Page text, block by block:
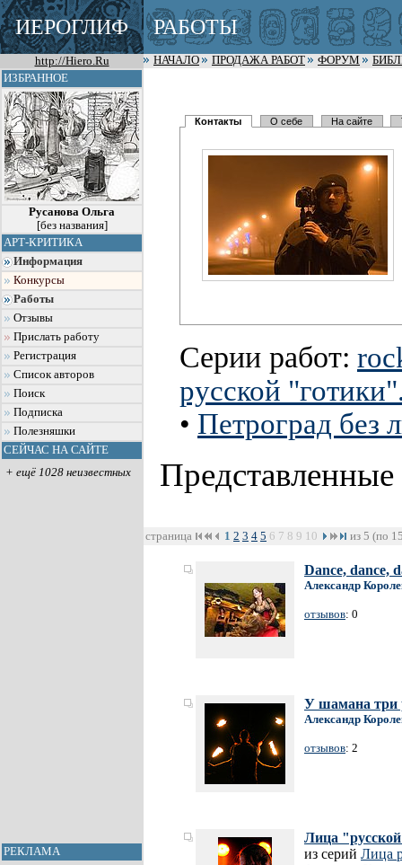
ИЕРОГЛИФ РАБОТЫ
http://Hiero.Ru НАЧАЛО ПРОДАЖА РАБОТ ФОРУМ
ИЗБРАННОЕ
Русанова Ольга
[без названия]
АРТ-КРИТИКА
Информация
Конкурсы
Работы
Отзывы
Прислать работу
Регистрация
Список авторов
Поиск
Подписка
Полезняшки
СЕЙЧАС НА САЙТЕ
+ ещё 1028 неизвестных
РЕКЛАМА
Контакты О себе На сайте
Серии работ:
русской
• Петроград без
страница 1 2 3 4 5 6 7 8 9 10 из 5 (по
Dance, dance,
Александр
отзывов: 0
У шамана три
Александр
отзывов: 2
Лица
из серий Лица